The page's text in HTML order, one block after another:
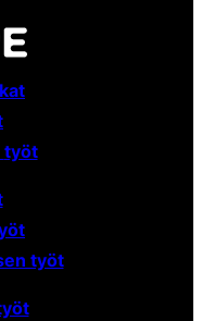
työt
työt